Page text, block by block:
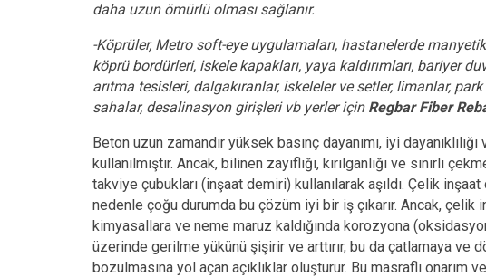
daha uzun ömürlü olması sağlanır.
-Köprüler, Metro soft-eye uygulamaları, hastanelerde
köprü bordürleri, iskele kapakları, yaya kaldırımları, bariyer
arıtma tesisleri, dalgakıranlar, iskeleler ve setler, limanlar,
sahalar, desalinasyon girişleri vb yerler için Regbar Fiber
Beton uzun zamandır yüksek basınç dayanımı, iyi
kullanılmıştır. Ancak, bilinen zayıflığı, kırılganlığı ve sınırlı
takviye çubukları (inşaat demiri) kullanılarak aşıldı. Çelik
nedenle çoğu durumda bu çözüm iyi bir iş çıkarır. Ancak,
kimyasallara ve neme maruz kaldığında korozyona
üzerinde gerilme yükünü şişirir ve arttırır, bu da çatlamaya ve
bozulmasına yol açan açıklıklar oluşturur. Bu masraflı